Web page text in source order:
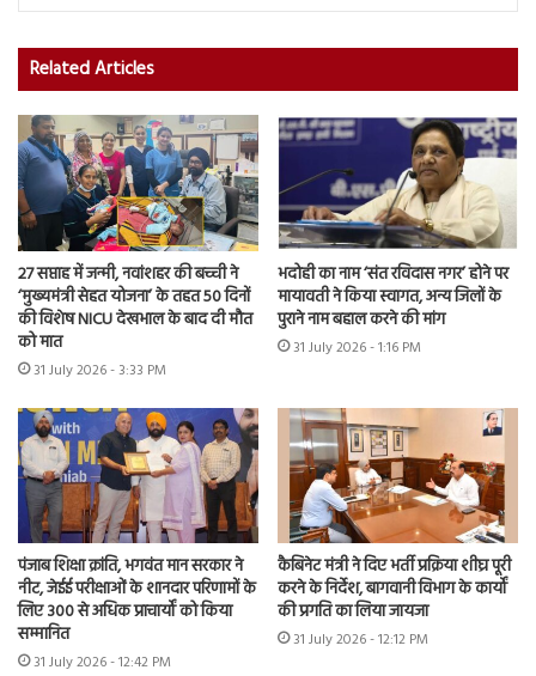
Related Articles
27 सप्ताह में जन्मी, नवांशहर की बच्ची ने
‘मुख्यमंत्री सेहत योजना’ के तहत 50 दिनों
की विशेष NICU देखभाल के बाद दी मौत
को मात
31 July 2026 - 3:33 PM
भदोही का नाम ‘संत रविदास नगर’ होने पर
मायावती ने किया स्वागत, अन्य जिलों के
पुराने नाम बहाल करने की मांग
31 July 2026 - 1:16 PM
पंजाब शिक्षा क्रांति, भगवंत मान सरकार ने
नीट, जेईई परीक्षाओं के शानदार परिणामों के
लिए 300 से अधिक प्राचार्यों को किया
सम्मानित
31 July 2026 - 12:42 PM
कैबिनेट मंत्री ने दिए भर्ती प्रक्रिया शीघ्र पूरी
करने के निर्देश, बागवानी विभाग के कार्यों
की प्रगति का लिया जायजा
31 July 2026 - 12:12 PM